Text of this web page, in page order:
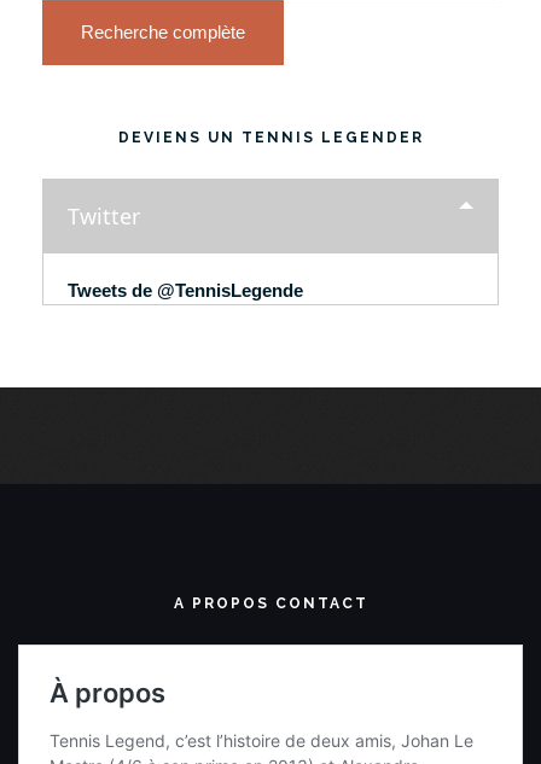
Recherche complète
DEVIENS UN TENNIS LEGENDER
Twitter
Tweets de @TennisLegende
A PROPOS CONTACT